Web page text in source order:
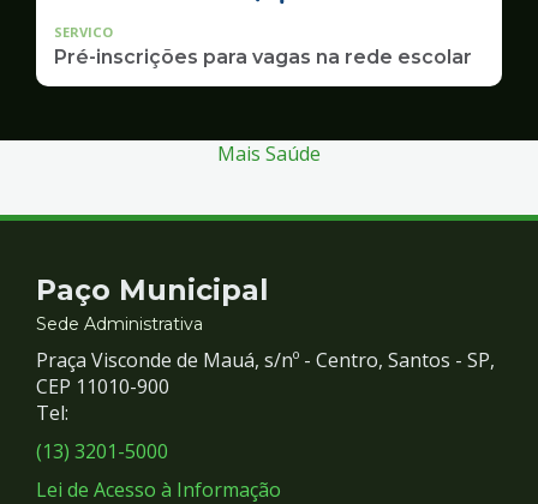
SERVICO
Pré-inscrições para vagas na rede escolar
Mais Saúde
Contato
e
Redes
Sociais
Paço Municipal
Sede Administrativa
Praça Visconde de Mauá, s/nº - Centro, Santos - SP,
CEP 11010-900
Tel:
(13) 3201-5000
Lei de Acesso à Informação